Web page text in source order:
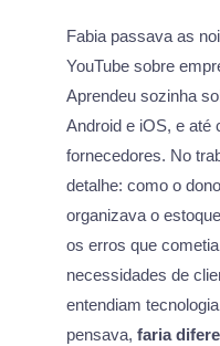
Fabia passava as
YouTube sobre
Aprendeu sozinha
Android e iOS, e até
fornecedores. No
detalhe: como o
organizava o
os erros que
necessidades de
entendiam
pensava, faria